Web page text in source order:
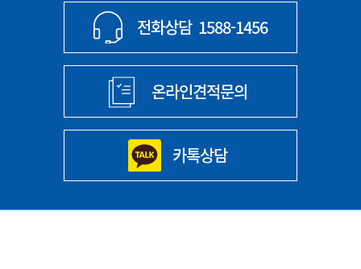
전화상담 1588-1456
온라인견적문의
카톡상담